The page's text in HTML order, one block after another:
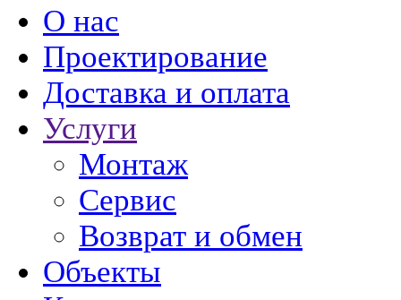
О нас
Проектирование
Доставка и оплата
Услуги
Монтаж
Сервис
Возврат и обмен
Объекты